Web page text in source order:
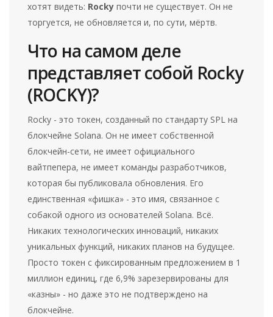
хотят видеть: Rocky почти не существует. Он не
торгуется, не обновляется и, по сути, мёртв.
Что на самом деле
представляет собой Rocky
(ROCKY)?
Rocky - это токен, созданный по стандарту SPL на
блокчейне Solana. Он не имеет собственной
блокчейн-сети, не имеет официального
вайтпепера, не имеет команды разработчиков,
которая бы публиковала обновления. Его
единственная «фишка» - это имя, связанное с
собакой одного из основателей Solana. Всё.
Никаких технологических инноваций, никаких
уникальных функций, никаких планов на будущее.
Просто токен с фиксированным предложением в 1
миллион единиц, где 6,9% зарезервированы для
«казны» - но даже это не подтверждено на
блокчейне.